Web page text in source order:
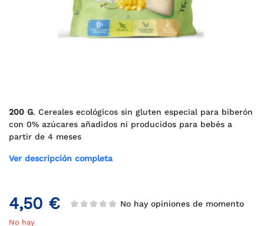
200 G. Cereales ecológicos sin gluten especial para biberón
con 0% azúcares añadidos ni producidos para bebés a
partir de 4 meses
Ver descripción completa
4,50 € No hay opiniones de momento
No hay